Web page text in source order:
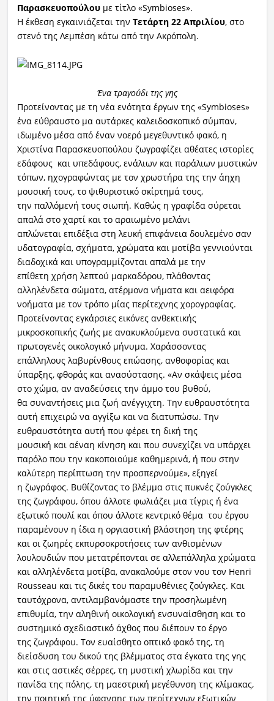
Παρασκευοπούλουμε τίτλο «Symbioses».
Η έκθεση εγκαινιάζεται την Τετάρτη 22 Απριλίου, στο
στενό της Λεμπέση κάτω από την Ακρόπολη.
Ένα τραγούδι της γης
Προτείνοντας με τη νέα ενότητα έργων της «Symbioses»
ένα εύθραυστο μα αυτάρκες καλειδοσκοπικό σύμπαν,
ιδωμένο μέσα από έναν νοερό μεγεθυντικό φακό, η
Χριστίνα Παρασκευοπούλου ζωγραφίζει αθέατες ιστορίες
εδάφους και υπεδάφους, ενάλιων και παράλιων μυστικών
τόπων, ηχογραφώντας με τον χρωστήρα της την άηχη
μουσική τους, το ψιθυριστικό σκίρτημά τους,
την παλλόμενή τους σιωπή. Καθώς η γραφίδα σύρεται
απαλά στο χαρτί και το αραιωμένο μελάνι
απλώνεται επιδέξια στη λευκή επιφάνεια δουλεμένο σαν
υδατογραφία, σχήματα, χρώματα και μοτίβα γεννιούνται
διαδοχικά και υπογραμμίζονται απαλά με την
επίθετη χρήση λεπτού μαρκαδόρου, πλάθοντας
αλληλένδετα σώματα, ατέρμονα νήματα και αειφόρα
νοήματα με τον τρόπο μίας περίτεχνης χορογραφίας.
Προτείνοντας εγκάρσιες εικόνες ανθεκτικής
μικροσκοπικής ζωής με ανακυκλούμενα συστατικά και
πρωτογενές οικολογικό μήνυμα. Χαράσσοντας
επάλληλους λαβυρίνθους επώασης, ανθοφορίας και
ύπαρξης, φθοράς και ανασύστασης. «Αν σκάψεις μέσα
στο χώμα, αν αναδεύσεις την άμμο του βυθού,
θα συναντήσεις μια ζωή ανέγγιχτη. Την ευθραυστότητα
αυτή επιχειρώ να αγγίξω και να διατυπώσω. Την
ευθραυστότητα αυτή που φέρει τη δική της
μουσική και αέναη κίνηση και που συνεχίζει να υπάρχει
παρόλο που την κακοποιούμε καθημερινά, ή που στην
καλύτερη περίπτωση την προσπερνούμε», εξηγεί
η ζωγράφος. Βυθίζοντας το βλέμμα στις πυκνές ζούγκλες
της ζωγράφου, όπου άλλοτε φωλιάζει μια τίγρις ή ένα
εξωτικό πουλί και όπου άλλοτε κεντρικό θέμα του έργου
παραμένουν η ίδια η οργιαστική βλάστηση της φτέρης
και οι ζωηρές εκπυρσοκροτήσεις των ανθισμένων
λουλουδιών που μετατρέπονται σε αλλεπάλληλα χρώματα
και αλληλένδετα μοτίβα, ανακαλούμε στον νου τον Henri
Rousseau και τις δικές του παραμυθένιες ζούγκλες. Και
ταυτόχρονα, αντιλαμβανόμαστε την προσηλωμένη
επιθυμία, την αληθινή οικολογική ενσυναίσθηση και το
συστημικό σχεδιαστικό άχθος που διέπουν το έργο
της ζωγράφου. Τον ευαίσθητο οπτικό φακό της, τη
διείσδυση του δικού της βλέμματος στα έγκατα της γης
και στις αστικές σέρρες, τη μυστική χλωρίδα και την
πανίδα της πόλης, τη μαεστρική μεγέθυνση της κλίμακας,
την ποιητική της ύφανσης των περίτεχνων εξωτικών